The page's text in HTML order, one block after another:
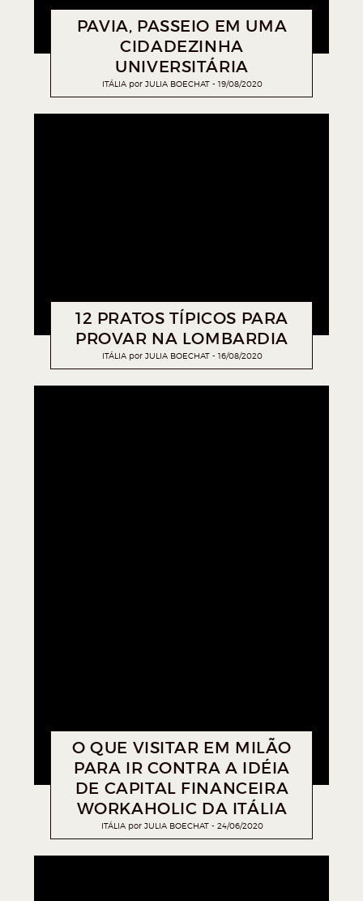
PAVIA, PASSEIO EM UMA
CIDADEZINHA
UNIVERSITÁRIA
ITÁLIA por JULIA BOECHAT 19/08/2020
12 PRATOS TÍPICOS PARA
PROVAR NA LOMBARDIA
ITÁLIA por JULIA BOECHAT 16/08/2020
O QUE VISITAR EM MILÃO
PARA IR CONTRA A IDÉIA
DE CAPITAL FINANCEIRA
WORKAHOLIC DA ITÁLIA
ITÁLIA por JULIA BOECHAT 24/06/2020